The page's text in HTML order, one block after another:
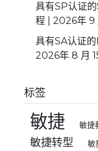
具有SP认证
程 | 2026年 9
具有SA认证
2026年 8 月
标签
敏捷 敏捷
敏捷转型 敏